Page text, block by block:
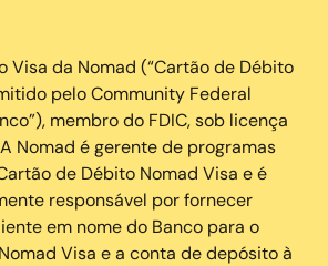
Visa da Nomad (“Cartão de Débito
pelo Community Federal
membro do FDIC, sob licença
A Nomad é gerente de programas
de Débito Nomad Visa e é
responsável por fornecer
em nome do Banco para o
Visa e a conta de depósito à